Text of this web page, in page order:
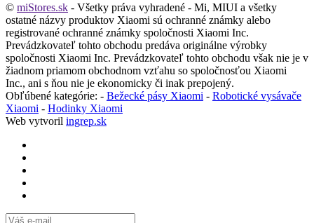
© miStores.sk - Všetky práva vyhradené - Mi, MIUI a všetky
ostatné názvy produktov Xiaomi sú ochranné známky alebo
registrované ochranné známky spoločnosti Xiaomi Inc.
Prevádzkovateľ tohto obchodu predáva originálne výrobky
spoločnosti Xiaomi Inc. Prevádzkovateľ tohto obchodu však nie je v
žiadnom priamom obchodnom vzťahu so spoločnosťou Xiaomi
Inc., ani s ňou nie je ekonomicky či inak prepojený.
Obľúbené kategórie: - Bežecké pásy Xiaomi - Robotické vysávače
Xiaomi - Hodinky Xiaomi
Web vytvoril ingrep.sk